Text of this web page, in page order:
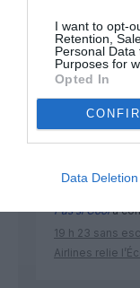
I want to opt-
Retention,
Personal
Purposes for
Opted In
Data Deletion
GVA1112a
19 h 23 sans
Airlines relie
Pas si Coola
19 h 23 sans
Airlines relie